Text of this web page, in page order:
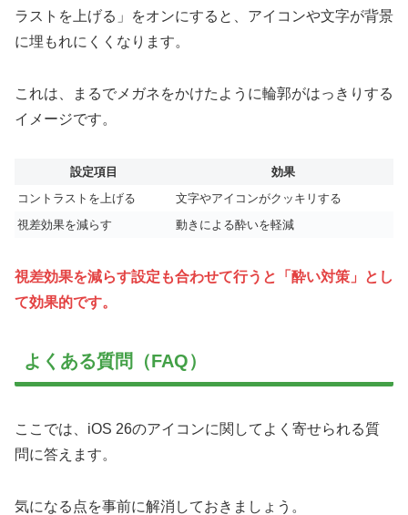
ラストを上げる」をオンにすると、アイコンや文字が背景
に埋もれにくくなります。
これは、まるでメガネをかけたように輪郭がはっきりする
イメージです。
設定項目
効果
コントラストを上げる
文字やアイコンがクッキリする
視差効果を減らす
動きによる酔いを軽減
視差効果を減らす設定も合わせて行うと「酔い対策」とし
て効果的です。
よくある質問（FAQ）
ここでは、iOS 26のアイコンに関してよく寄せられる質
問に答えます。
気になる点を事前に解消しておきましょう。